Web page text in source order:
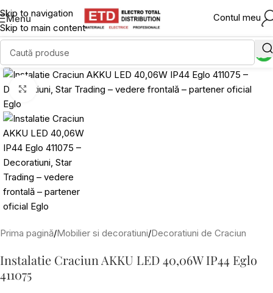
Skip to navigation
Skip to main content
Menu Contul meu
Click to enlarge
Prima pagină/Mobilier si decoratiuni/Decoratiuni de Craciun
Instalatie Craciun AKKU LED 40,06W IP44 Eglo
411075